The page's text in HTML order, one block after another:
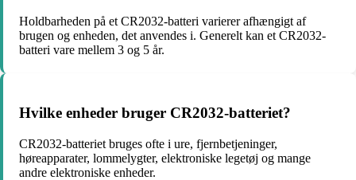
Holdbarheden på et CR2032-batteri varierer afhængigt af
brugen og enheden, det anvendes i. Generelt kan et CR2032-
batteri vare mellem 3 og 5 år.
Hvilke enheder bruger CR2032-batteriet?
CR2032-batteriet bruges ofte i ure, fjernbetjeninger,
høreapparater, lommelygter, elektroniske legetøj og mange
andre elektroniske enheder.